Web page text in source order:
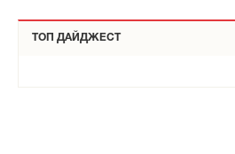
ТОП ДАЙДЖЕСТ